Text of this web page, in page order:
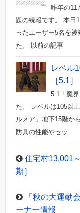
昨年の11
題の続報です。 本日
ったユーザー5名を
た。 以前の記事
レベル
［5.1］
5.1「魔
た。 レベルは105以
ルメア」地下15階か
防具の性能やセッ
住宅村13,001
期］
「秋の大運動
ーナー情報